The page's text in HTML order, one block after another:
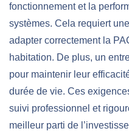
fonctionnement et la
systèmes. Cela requiert
adapter correctement la
habitation. De plus, un
pour maintenir leur
durée de vie. Ces
suivi professionnel et
meilleur parti de